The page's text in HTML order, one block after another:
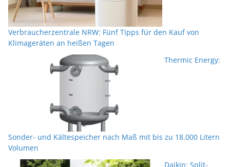
Verbraucherzentrale NRW: Fünf Tipps für den Kauf von
Klimageräten an heißen Tagen
Thermic Energy:
Sonder- und Kältespeicher nach Maß mit bis zu 18.000 Litern
Volumen
Daikin: Split-